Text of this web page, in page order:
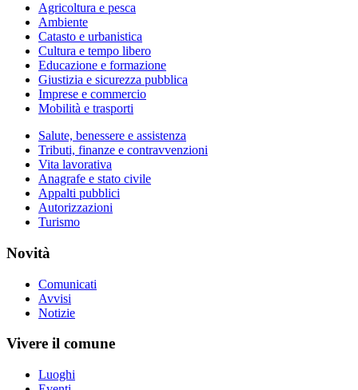
Agricoltura e pesca
Ambiente
Catasto e urbanistica
Cultura e tempo libero
Educazione e formazione
Giustizia e sicurezza pubblica
Imprese e commercio
Mobilità e trasporti
Salute, benessere e assistenza
Tributi, finanze e contravvenzioni
Vita lavorativa
Anagrafe e stato civile
Appalti pubblici
Autorizzazioni
Turismo
Novità
Comunicati
Avvisi
Notizie
Vivere il comune
Luoghi